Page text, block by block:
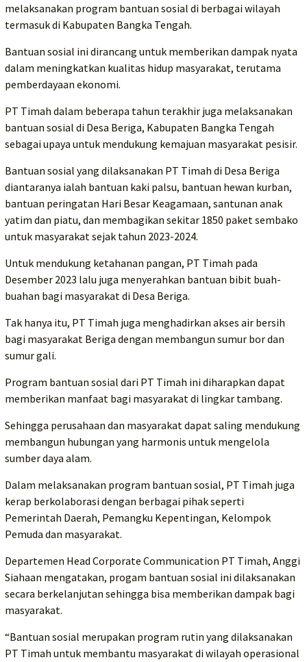
melaksanakan program bantuan sosial di berbagai wilayah
termasuk di Kabupaten Bangka Tengah.
Bantuan sosial ini dirancang untuk memberikan dampak nyata
dalam meningkatkan kualitas hidup masyarakat, terutama
pemberdayaan ekonomi.
PT Timah dalam beberapa tahun terakhir juga melaksanakan
bantuan sosial di Desa Beriga, Kabupaten Bangka Tengah
sebagai upaya untuk mendukung kemajuan masyarakat pesisir.
Bantuan sosial yang dilaksanakan PT Timah di Desa Beriga
diantaranya ialah bantuan kaki palsu, bantuan hewan kurban,
bantuan peringatan Hari Besar Keagamaan, santunan anak
yatim dan piatu, dan membagikan sekitar 1850 paket sembako
untuk masyarakat sejak tahun 2023-2024.
Untuk mendukung ketahanan pangan, PT Timah pada
Desember 2023 lalu juga menyerahkan bantuan bibit buah-
buahan bagi masyarakat di Desa Beriga.
Tak hanya itu, PT Timah juga menghadirkan akses air bersih
bagi masyarakat Beriga dengan membangun sumur bor dan
sumur gali.
Program bantuan sosial dari PT Timah ini diharapkan dapat
memberikan manfaat bagi masyarakat di lingkar tambang.
Sehingga perusahaan dan masyarakat dapat saling mendukung
membangun hubungan yang harmonis untuk mengelola
sumber daya alam.
Dalam melaksanakan program bantuan sosial, PT Timah juga
kerap berkolaborasi dengan berbagai pihak seperti
Pemerintah Daerah, Pemangku Kepentingan, Kelompok
Pemuda dan masyarakat.
Departemen Head Corporate Communication PT Timah, Anggi
Siahaan mengatakan, progam bantuan sosial ini dilaksanakan
secara berkelanjutan sehingga bisa memberikan dampak bagi
masyarakat.
“Bantuan sosial merupakan program rutin yang dilaksanakan
PT Timah untuk membantu masyarakat di wilayah operasional